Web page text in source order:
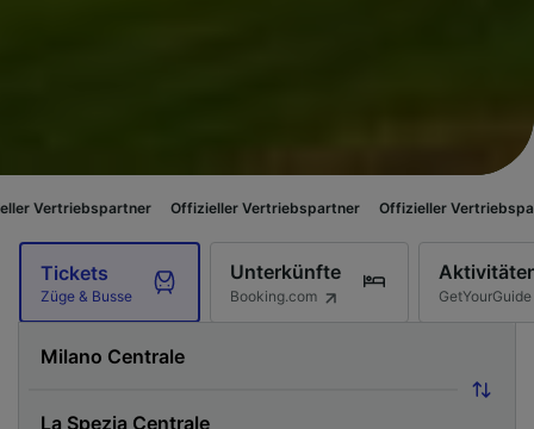
Offizieller Vertriebspartner Offizieller Vertriebspartner
Tickets
Züge & Busse
Unterkünfte
Booking.com GetYourGuide